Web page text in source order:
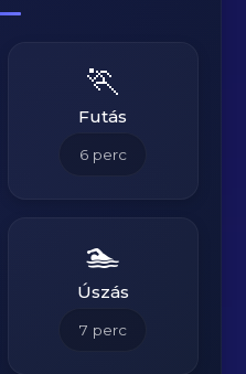
🏃
Futás
6perc
🏊
Úszás
7 perc